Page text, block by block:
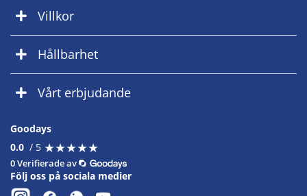
Villkor
Hållbarhet
Vårt erbjudande
Goodays
0.0 / 5 ★★★★★
★★★★★
0 Verifierade av
Följ oss på sociala medier